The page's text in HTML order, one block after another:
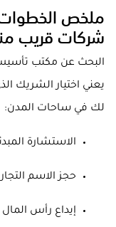
ملخص
شركات قريب
يعني اختيار الشريك
لك في ساحات المدن:
الاستشارة
حجز الاسم
إيداع رأس المال